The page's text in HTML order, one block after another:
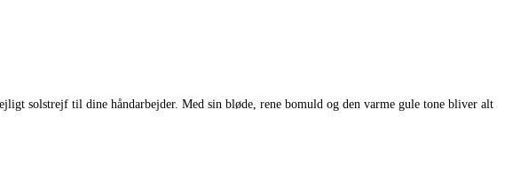
solstrejf til dine håndarbejder. Med sin bløde, rene bomuld og den varme gule tone bliver alt